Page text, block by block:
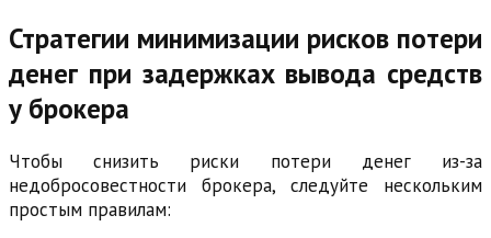
Стратегии минимизации рисков потери
денег при задержках вывода средств
у брокера
Чтобы снизить риски потери денег из-за
недобросовестности брокера, следуйте нескольким
простым правилам: